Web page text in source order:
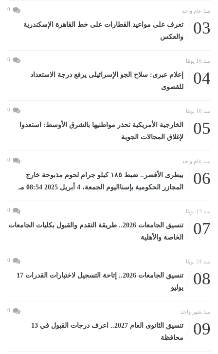
منذ عام واحد 0
03
تعرف على مواعيد القطارات على خط القاهرة الإسكندرية
والعكس
منذ 16 يومًا 0
04
إعلام عبرى: سلاح الجو الإسرائيلى يرفع درجة الاستعداد
للقصوى
منذ 16 يومًا 0
05
الخارجية الأمريكية تحذر مواطنيها بالشرق الأوسط: استعدوا
لإغلاق المجالات الجوية
منذ عام واحد 0
06
بيطرى الأقصر.. ضبط ١٨٥ كيلو جرام لحوم مذبوحة خارج
المجازر الحكومية بإسنااليوم الجمعة، 4 أبريل 2025 08:54 مـ
منذ 13 يومًا 0
07
تنسيق الجامعات 2026.. طريقة التقدم والقبول بكليات الجامعات
الخاصة والأهلية
منذ 24 يومًا 0
08
تنسيق الجامعات 2026.. إتاحة التسجيل لاختبارات القدرات 17
يوليو
منذ شهر واحد 0
09
تنسيق الثانوى العام 2027.. اعرف درجات القبول في 13
محافظة